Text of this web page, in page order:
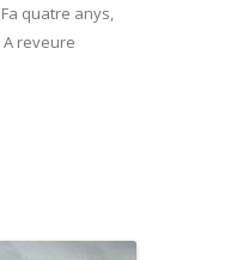
quatre anys,
reveure